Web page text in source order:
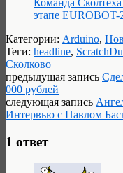
Команда
этапе EUROBOT-
Категории: Arduino,
Теги: headline,
Сколково
предыдущая запись
000 рублей
следующая запись
Интервью с Павлом
1 ответ